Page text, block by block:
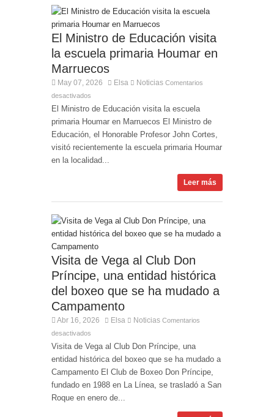
El Ministro de Educación visita
la escuela primaria Houmar en
Marruecos
May 07, 2026 Elsa Noticias Comentarios
desactivados
El Ministro de Educación visita la escuela
primaria Houmar en Marruecos El Ministro de
Educación, el Honorable Profesor John Cortes,
visitó recientemente la escuela primaria Houmar
en la localidad...
Leer más
Visita de Vega al Club Don
Príncipe, una entidad histórica
del boxeo que se ha mudado a
Campamento
Abr 16, 2026 Elsa Noticias Comentarios
desactivados
Visita de Vega al Club Don Príncipe, una
entidad histórica del boxeo que se ha mudado a
Campamento El Club de Boxeo Don Príncipe,
fundado en 1988 en La Línea, se trasladó a San
Roque en enero de...